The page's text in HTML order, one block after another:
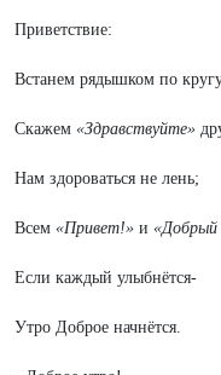
Приветствие:
Встанем рядышком по
Скажем «Здравствуйте»
Нам здороваться не лень;
Всем «Привет!» и «Добрый
Если каждый улыбнётся-
Утро Доброе начнётся.